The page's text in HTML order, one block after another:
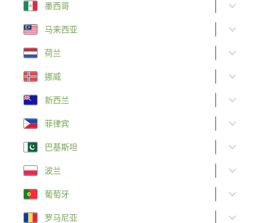
墨西哥
马来西亚
荷兰
挪威
新西兰
菲律宾
巴基斯坦
波兰
葡萄牙
罗马尼亚